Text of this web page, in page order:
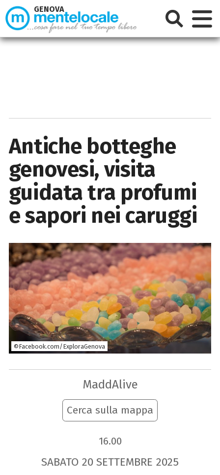
Antiche botteghe
genovesi, visita
guidata tra profumi
e sapori nei caruggi
©Facebook.com/ExploraGenova
MaddAlive
Cerca sulla mappa
16.00
SABATO 20 SETTEMBRE 2025
GENOVA